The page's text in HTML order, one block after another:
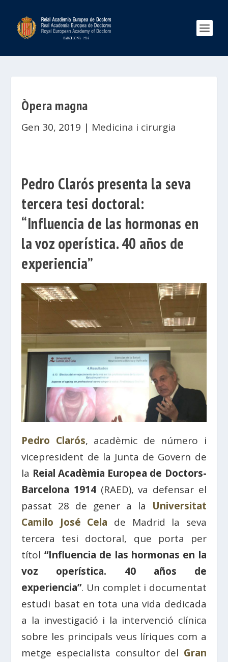
Òpera magna
Gen 30, 2019 | Medicina i cirurgia
Pedro Clarós presenta la seva
tercera tesi doctoral:
“Influencia de las hormonas en
la voz operística. 40 años de
experiencia”
Pedro Clarós, acadèmic de número i
vicepresident de la Junta de Govern de
la Reial Acadèmia Europea de Doctors-
Barcelona 1914 (RAED), va defensar el
passat 28 de gener a la Universitat
Camilo José Cela de Madrid la seva
tercera tesi doctoral, que porta per
títol “Influencia de las hormonas en la
voz operística. 40 años de
experiencia”. Un complet i documentat
estudi basat en tota una vida dedicada
a la investigació i la intervenció clínica
sobre les principals veus líriques com a
metge especialista consultor del Gran